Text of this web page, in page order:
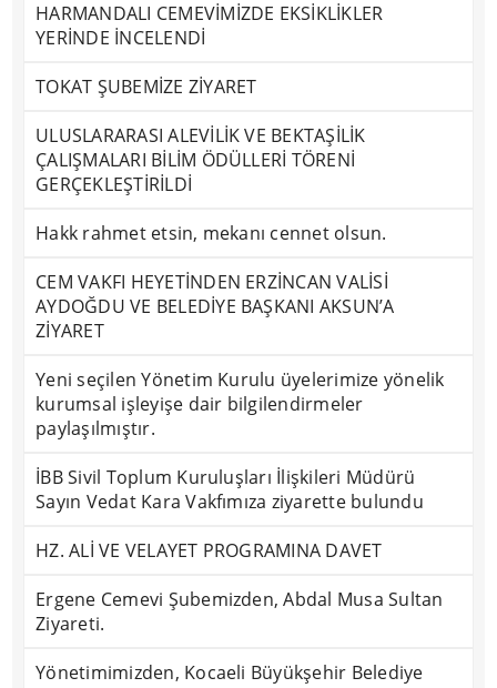
HARMANDALI CEMEVİMİZDE EKSİKLİKLER
YERİNDE İNCELENDİ
TOKAT ŞUBEMİZE ZİYARET
ULUSLARARASI ALEVİLİK VE BEKTAŞİLİK
ÇALIŞMALARI BİLİM ÖDÜLLERİ TÖRENİ
GERÇEKLEŞTİRİLDİ
Hakk rahmet etsin, mekanı cennet olsun.
CEM VAKFI HEYETİNDEN ERZİNCAN VALİSİ
AYDOĞDU VE BELEDİYE BAŞKANI AKSUN’A
ZİYARET
Yeni seçilen Yönetim Kurulu üyelerimize yönelik
kurumsal işleyişe dair bilgilendirmeler
paylaşılmıştır.
İBB Sivil Toplum Kuruluşları İlişkileri Müdürü
Sayın Vedat Kara Vakfımıza ziyarette bulundu
HZ. ALİ VE VELAYET PROGRAMINA DAVET
Ergene Cemevi Şubemizden, Abdal Musa Sultan
Ziyareti.
Yönetimimizden, Kocaeli Büyükşehir Belediye